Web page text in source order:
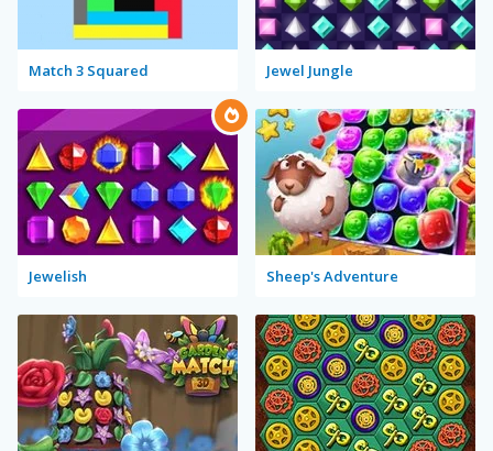
Match 3 Squared Jewel Jungle
Jewelish Sheep's Adventure